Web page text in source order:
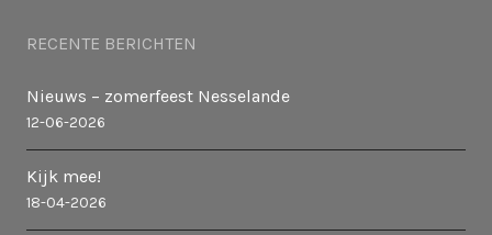
RECENTE BERICHTEN
Nieuws – zomerfeest Nesselande
12-06-2026
Kijk mee!
18-04-2026